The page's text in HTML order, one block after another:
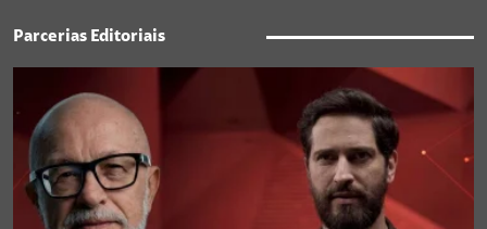
Parcerias Editoriais